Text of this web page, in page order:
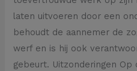
laten uitvoeren door een
behoudt de aannemer de
werf en is hij ook
gebeurt. Uitzonderingen